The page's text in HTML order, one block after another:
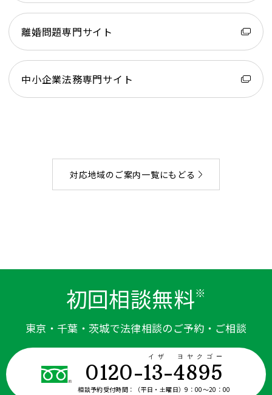
離婚問題専門サイト
中小企業法務専門サイト
対応地域のご案内一覧にもどる
初回相談無料※
東京・千葉・茨城で法律相談のご予約・ご相談
0120-13-4895
イザ ヨヤクゴー
相談予約受付時間： （平日・土曜日）9：00〜20：00